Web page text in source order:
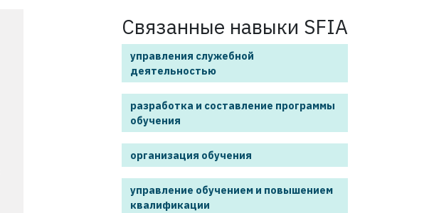
Связанные навыки SFIA
управления служебной
деятельностью
разработка и составление программы
обучения
организация обучения
управление обучением и повышением
квалификации